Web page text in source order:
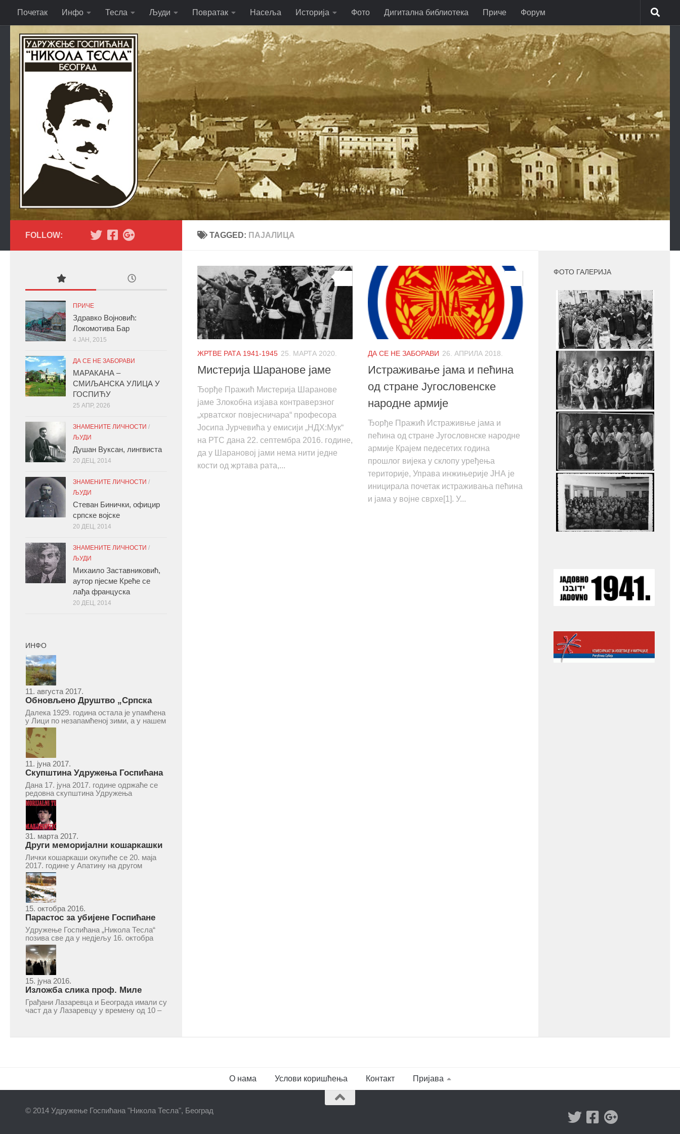
Skip to content
Почетак Инфо Тесла Људи Повратак Насеља Историја Фото Дигитална библиотека Приче Форум
TAGGED: ПАЈАЛИЦА
ЖРТВЕ РАТА 1941-1945 25. МАРТА 2020.
Мистерија Шаранове јаме
Ђорђе Пражић Мистерија Шаранове
јаме Злокобна изјава контраверзног
„хрватског повјесничара“ професора
Јосипа Јурчевића у емисији „НДХ:Мук“
на РТС дана 22. септембра 2016. године,
да у Шарановој јами нема нити једне
кости од жртава рата,...
ДА СЕ НЕ ЗАБОРАВИ 26. АПРИЛА 2018.
Истраживање јама и пећина
од стране Југословенске
народне армије
Ђорђе Пражић Истраживње јама и
пећина од стране Југословнске народне
армије Крајем педесетих година
прошлог вијека у склопу уређења
територије, Управа инжињерије ЈНА је
иницирала почетак истраживања пећина
и јама у војне сврхе[1]. У...
FOLLOW:
ПРИЧЕ
Здравко Војновић:
Локомотива Бар
4 ЈАН, 2015
ДА СЕ НЕ ЗАБОРАВИ
МАРАКАНА –
СМИЉАНСКА УЛИЦА У
ГОСПИЋУ
25 АПР, 2026
ЗНАМЕНИТЕ ЛИЧНОСТИ /
ЉУДИ
Душан Вуксан, лингвиста
20 ДЕЦ, 2014
ЗНАМЕНИТЕ ЛИЧНОСТИ /
ЉУДИ
Стеван Бинички, официр
српске војске
20 ДЕЦ, 2014
ЗНАМЕНИТЕ ЛИЧНОСТИ /
ЉУДИ
Михаило Заставниковић,
аутор пјесме Креће се
лађа француска
20 ДЕЦ, 2014
ИНФО
11. августа 2017.
Обновљено Друштво „Српска
народна читаоница и књижница“
у Врепцу
Далека 1929. година остала је упамћена
у Лици по незапамћеној зими, а у нашем
Врепцу и по оснивању Друштва „Српска
народна читаоница и књижница у
Врепцу“. Потакнути потребом за
културним и духовним уздизањем
група...
11. јуна 2017.
Скупштина Удружења Госпићана
„Никола Тесла“ у суботу 17. јуна
2017.
Дана 17. јуна 2017. године одржаће се
редовна скупштина Удружења
Госпићана „Никола Тесла“ Београд.
Скупштина ће се одржати у простору
ресторана „Тесла“, Савски трг бр. 9
Београд, у 11 часова. За Скупштину је
предложен...
31. марта 2017.
Други меморијални кошаркашки
турнир „Милан Маљковић
Маљак“ у Апатину 20. маја 2017.
Лички кошаркаши окупиће се 20. маја
2017. године у Апатину на другом
меморијалном кошаркашком турниру
„Милан Маљковић Маљак“. Као и
прошле године, учествоваће екипе
Госпића, Личког Осика, Плашког, као и
комбинована екипа кошаркаша из...
15. октобра 2016.
Парастос за убијене Госпићане
Удружење Госпићана „Никола Тесла“
позива све да у недјељу 16. октобра
2016, с почетком у 10.30 часова дођу
у цркву Светог оца Николаја у Борчи
(Улица Вука Караџића 1), гдје ће бити
служен парастос за...
15. јуна 2016.
Изложба слика проф. Миле
Рајшића у Лазаревцу
Грађани Лазаревца и Београда имали су
част да у Лазаревцу у времену од 10 –
ФОТО ГАЛЕРИЈА
О нама Услови коришћења Контакт Пријава
© 2014 Удружење Госпићана "Никола Тесла", Београд